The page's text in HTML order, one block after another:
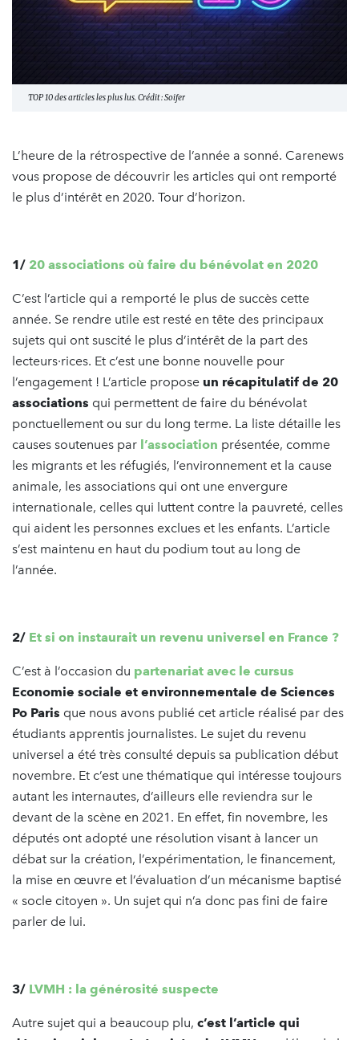
TOP 10 des articles les plus lus. Crédit : Soifer
L’heure de la rétrospective de l’année a sonné. Carenews
vous propose de découvrir les articles qui ont remporté
le plus d’intérêt en 2020. Tour d’horizon.
1/ 20 associations où faire du bénévolat en 2020
C’est l’article qui a remporté le plus de succès cette
année. Se rendre utile est resté en tête des principaux
sujets qui ont suscité le plus d’intérêt de la part des
lecteurs·rices. Et c’est une bonne nouvelle pour
l’engagement ! L’article propose un récapitulatif de 20
associations qui permettent de faire du bénévolat
ponctuellement ou sur du long terme. La liste détaille les
causes soutenues par l’association présentée, comme
les migrants et les réfugiés, l’environnement et la cause
animale, les associations qui ont une envergure
internationale, celles qui luttent contre la pauvreté, celles
qui aident les personnes exclues et les enfants. L’article
s’est maintenu en haut du podium tout au long de
l’année.
2/ Et si on instaurait un revenu universel en France ?
C’est à l’occasion du partenariat avec le cursus
Economie sociale et environnementale de Sciences
Po Paris que nous avons publié cet article réalisé par des
étudiants apprentis journalistes. Le sujet du revenu
universel a été très consulté depuis sa publication début
novembre. Et c’est une thématique qui intéresse toujours
autant les internautes, d’ailleurs elle reviendra sur le
devant de la scène en 2021. En effet, fin novembre, les
députés ont adopté une résolution visant à lancer un
débat sur la création, l’expérimentation, le financement,
la mise en œuvre et l’évaluation d’un mécanisme baptisé
« socle citoyen ». Un sujet qui n’a donc pas fini de faire
parler de lui.
3/ LVMH : la générosité suspecte
Autre sujet qui a beaucoup plu, c’est l’article qui